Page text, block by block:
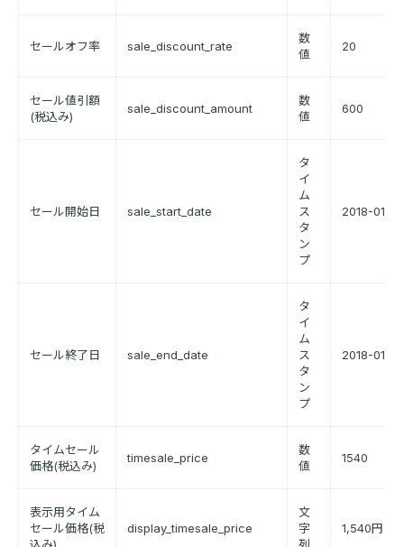
セールオフ率 sale_discount_rate
数
値
20
セール値引額
(税込み)
sale_discount_amount
数
値
600
セール開始日 sale_start_date
タ
イ
ム
ス
タ
ン
プ
2018-01-
セール終了日 sale_end_date
タ
イ
ム
ス
タ
ン
プ
2018-01-
タイムセール
価格(税込み)
timesale_price
数
値
1540
表示用タイム
セール価格(税
display_timesale_price
文
字
1,540円（